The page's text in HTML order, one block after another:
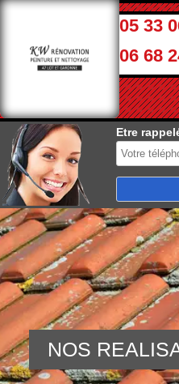
05 33
06 68
Etre
NOS